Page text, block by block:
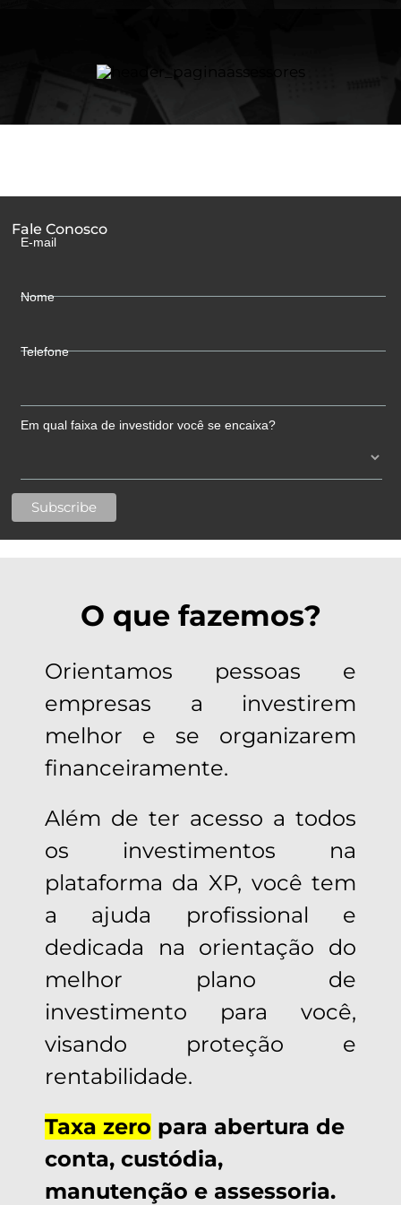
Fale Conosco
E-mail
Nome
Telefone
Em qual faixa de investidor você se encaixa?
O que fazemos?
Orientamos pessoas e
empresas a investirem
melhor e se organizarem
financeiramente.
Além de ter acesso a todos
os investimentos na
plataforma da XP, você tem
a ajuda profissional e
dedicada na orientação do
melhor plano de
investimento para você,
visando proteção e
rentabilidade.
Taxa zero para abertura de
conta, custódia,
manutenção e assessoria.